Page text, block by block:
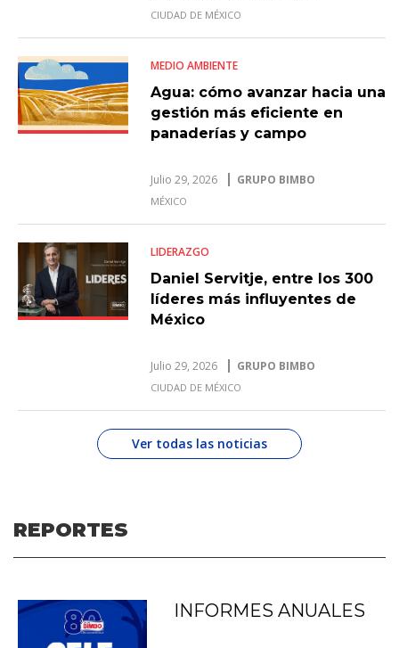
CIUDAD DE MÉXICO
MEDIO AMBIENTE
Agua: cómo avanzar hacia una
gestión más eficiente en
panaderías y campo
Julio 29, 2026 GRUPO BIMBO
MÉXICO
LIDERAZGO
Daniel Servitje, entre los 300
líderes más influyentes de
México
Julio 29, 2026 GRUPO BIMBO
CIUDAD DE MÉXICO
Ver todas las noticias
REPORTES
INFORMES ANUALES